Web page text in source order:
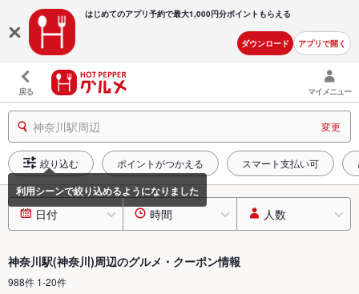
はじめてのアプリ予約で最大1,000円分ポイントもらえる
ダウンロード アプリで開く
戻る マイメニュー
神奈川駅周辺 変更
絞り込む ポイントがつかえる スマート支払い可
日付 時間 人数
神奈川駅(神奈川)周辺のグルメ・クーポン情報
988件 1-20件